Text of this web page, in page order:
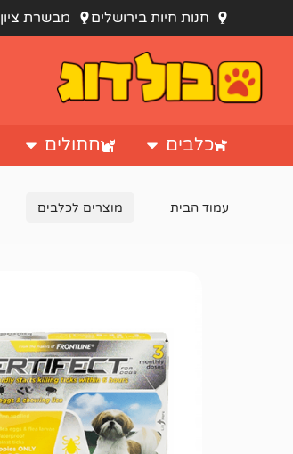
חנות חיות בירושלים מבשרת ציון
כלבים חתולים
עמוד הבית מוצרים לכלבים